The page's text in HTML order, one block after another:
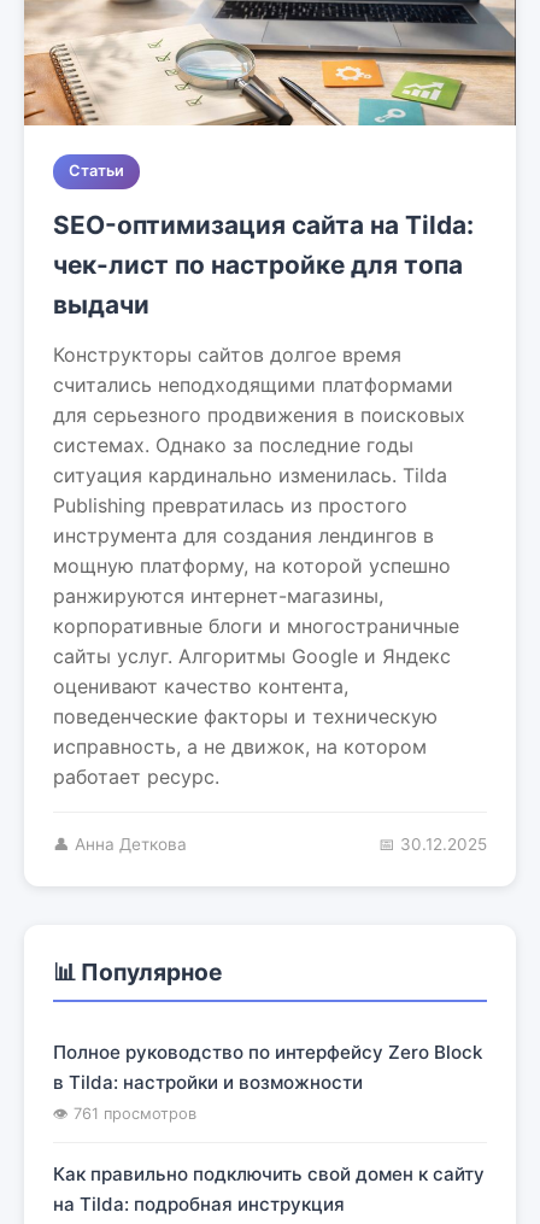
Статьи
SEO-оптимизация сайта на Tilda:
чек-лист по настройке для топа
выдачи
Конструкторы сайтов долгое время
считались неподходящими платформами
для серьезного продвижения в поисковых
системах. Однако за последние годы
ситуация кардинально изменилась. Tilda
Publishing превратилась из простого
инструмента для создания лендингов в
мощную платформу, на которой успешно
ранжируются интернет-магазины,
корпоративные блоги и многостраничные
сайты услуг. Алгоритмы Google и Яндекс
оценивают качество контента,
поведенческие факторы и техническую
исправность, а не движок, на котором
работает ресурс.
👤 Анна Деткова 📅 30.12.2025
📊 Популярное
Полное руководство по интерфейсу Zero Block
в Tilda: настройки и возможности
👁 761 просмотров
Как правильно подключить свой домен к сайту
на Tilda: подробная инструкция